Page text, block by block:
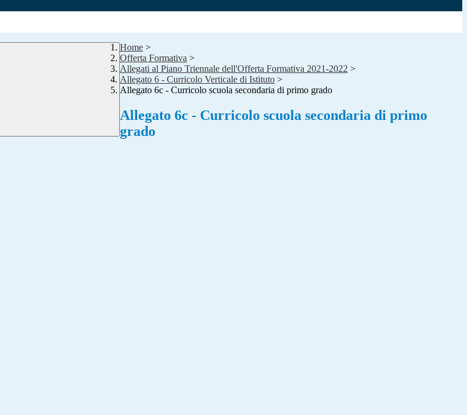
Home >
Offerta Formativa >
Allegati al Piano Triennale dell'Offerta Formativa 2021-2022 >
Allegato 6 - Curricolo Verticale di Istituto >
Allegato 6c - Curricolo scuola secondaria di primo grado
Allegato 6c - Curricolo scuola secondaria di primo
grado